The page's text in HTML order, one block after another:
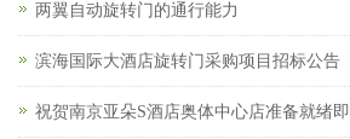
两翼自动旋转门的通行能力
滨海国际大酒店旋转门采购项目招标公告
祝贺南京亚朵S酒店奥体中心店准备就绪即